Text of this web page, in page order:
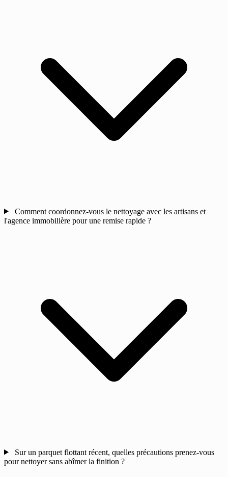
Comment coordonnez-vous le nettoyage avec les artisans et
l'agence immobilière pour une remise rapide ?
Sur un parquet flottant récent, quelles précautions prenez-vous
pour nettoyer sans abîmer la finition ?